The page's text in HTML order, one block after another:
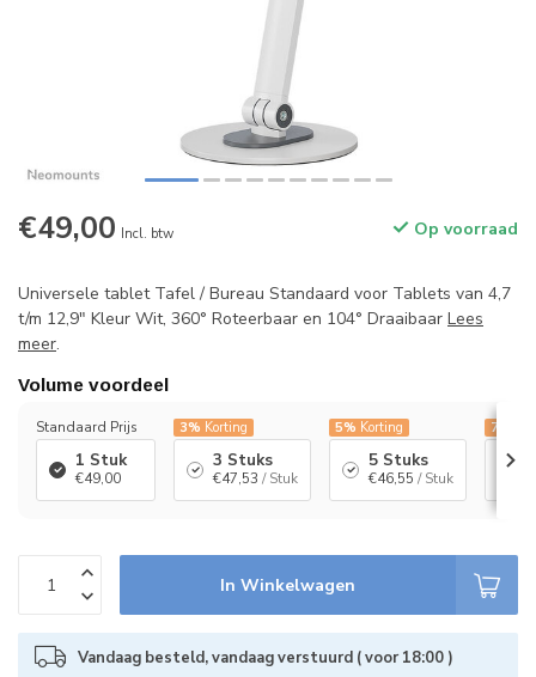
€49,00 Incl. btw Op voorraad
Universele tablet Tafel / Bureau Standaard voor Tablets van 4,7
t/m 12,9" Kleur Wit, 360° Roteerbaar en 104° Draaibaar Lees
meer.
Volume voordeel
Standaard Prijs
1 Stuk
€49,00
3% Korting
3 Stuks
€47,53 / Stuk
5% Korting
5 Stuks
€46,55 / Stuk
7%
In Winkelwagen
Vandaag besteld, vandaag verstuurd ( voor 18:00 )